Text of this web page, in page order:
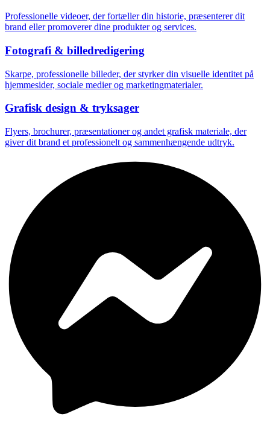
Professionelle videoer, der fortæller din historie, præsenterer dit
brand eller promoverer dine produkter og services.
Fotografi & billedredigering
Skarpe, professionelle billeder, der styrker din visuelle identitet på
hjemmesider, sociale medier og marketingmaterialer.
Grafisk design & tryksager
Flyers, brochurer, præsentationer og andet grafisk materiale, der
giver dit brand et professionelt og sammenhængende udtryk.